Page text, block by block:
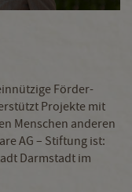
Förder-
Projekte mit
Menschen anderen
AG – Stiftung ist:
Darmstadt im